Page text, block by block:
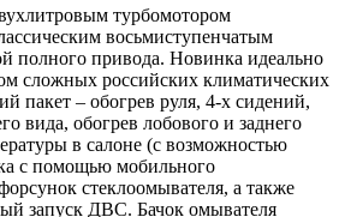
турбомотором
восьмиступенчатым
полного привода. Новинка идеально
сложных российских климатических
пакет – обогрев руля, 4‑х сидений,
вида, обогрев лобового и заднего
в салоне (с возможностью
с помощью мобильного
стеклоомывателя, а также
запуск ДВС. Бачок омывателя